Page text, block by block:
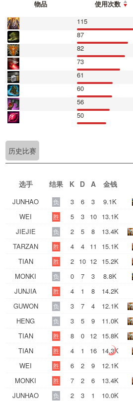
物品 使用次数
115
87
82
73
61
60
56
50
历史比赛
选手 结果 K D A 金钱
JUNHAO 负 3 6 3
9.1K
WEI
胜 5 3 10 13.1K
JIEJIE
负 2 5 8
13.4K
TARZAN
胜 4 4 11
15.1K
TIAN
胜 2 10 12 15.2K
MONKI
负 0 7 3
8.8K
JUNJIA
胜 4 1 8
14.2K
GUWON
负 3 7 4
12.1K
HENG
负 3 5 9
11.0K
TIAN
胜 8 0 12 15.8K
TIAN
胜 4 1 16 14.3K
WEI
胜 6 2 9
12.1K
MONKI
胜 7 2 6
13.4K
JUNHAO
负 2 3 1
10.0K